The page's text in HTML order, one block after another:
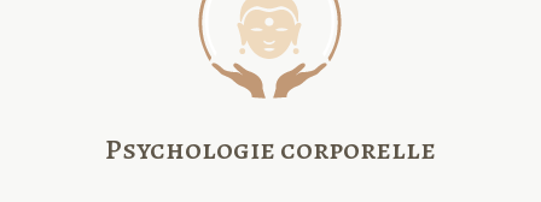
Psychologie corporelle